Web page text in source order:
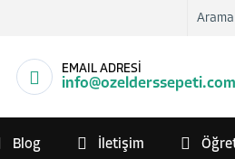
EMAIL ADRESİ
info@ozelderssepeti.com
Blog İletişim